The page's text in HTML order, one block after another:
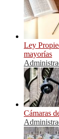
Ley
mayorías
Cámaras